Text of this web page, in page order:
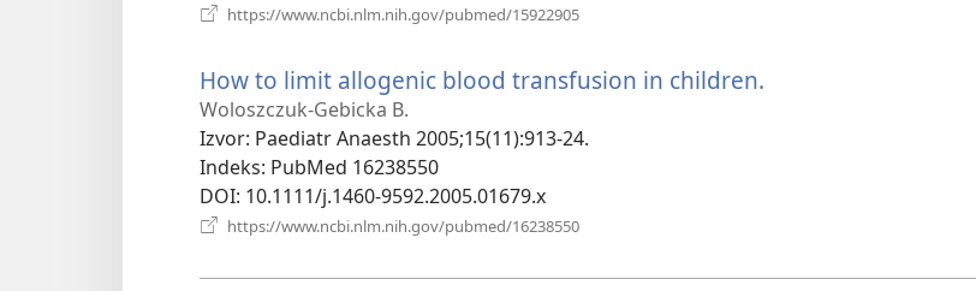
https://www.ncbi.nlm.nih.gov/pubmed/15922905
prozor)
How to limit allogenic blood transfusion in children.
Woloszczuk-Gebicka B.
Izvor‎: Paediatr Anaesth 2005;15(11):913-24.
Indeks‎: PubMed 16238550
DOI‎: 10.1111/j.1460-9592.2005.01679.x
https://www.ncbi.nlm.nih.gov/pubmed/16238550